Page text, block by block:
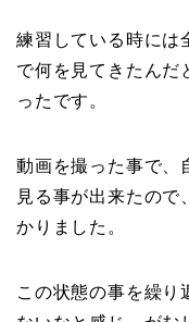
練習している時には
で何を見てきたんだ
ったです。
動画を撮った事で、
見る事が出来たので
かりました。
この状態の事を繰り